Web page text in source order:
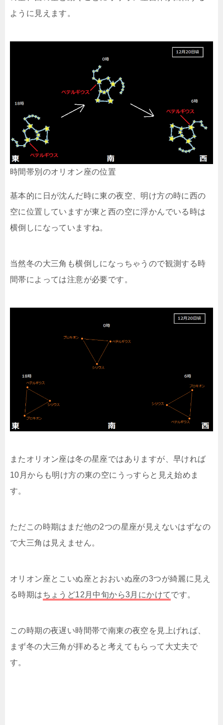
ように見えます。
時間帯別のオリオン座の位置
基本的に日が沈んだ時に東の夜空、明け方の時に西の
空に位置していますが東と西の空に浮かんでいる時は
横倒しになっていますね。
当然冬の大三角も横倒しになっちゃうので観測する時
間帯によっては注意が必要です。
またオリオン座は冬の星座ではありますが、早ければ
10月からも明け方の東の空にうっすらと見え始めま
す。
ただこの時期はまだ他の2つの星座が見えないはずなの
で大三角は見えません。
オリオン座とこいぬ座とおおいぬ座の3つが綺麗に見え
る時期はちょうど12月中旬から3月にかけてです。
この時期の夜遅い時間帯で南東の夜空を見上げれば、
まず冬の大三角が拝めると考えてもらって大丈夫で
す。